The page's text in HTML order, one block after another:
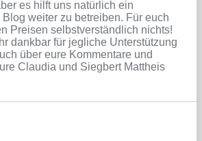
es hilft uns natürlich ein
weiter zu betreiben. Für euch
Preisen selbstverständlich nichts!
dankbar für jegliche Unterstützung
über eure Kommentare und
Claudia und Siegbert Mattheis